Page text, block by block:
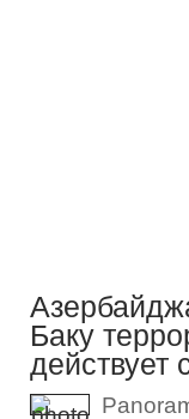
Баку
действует